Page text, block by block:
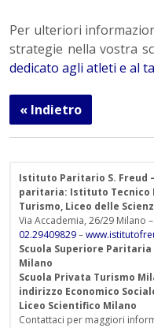
Per ulteriori
strategie nella vostra
dedicato agli atleti e al
« Indietro
Istituto Paritario S. Freud
paritaria: Istituto Tecnico
Turismo, Liceo delle
Via Accademia, 26/29 Milano
02.29409829–
Scuola Superiore Paritaria
Milano
Scuola Privata Turismo
indirizzo Economico
Liceo Scientifico Milano
Contattaci per maggiori